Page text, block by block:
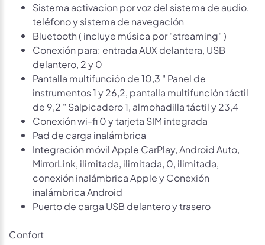
Sistema activacion por voz del sistema de audio,
teléfono y sistema de navegación
Bluetooth ( incluye música por "streaming" )
Conexión para: entrada AUX delantera, USB
delantero, 2 y 0
Pantalla multifunción de 10,3 " Panel de
instrumentos 1 y 26,2, pantalla multifunción táctil
de 9,2 " Salpicadero 1, almohadilla táctil y 23,4
Conexión wi-fi 0 y tarjeta SIM integrada
Pad de carga inalámbrica
Integración móvil Apple CarPlay, Android Auto,
MirrorLink, ilimitada, ilimitada, 0, ilimitada,
conexión inalámbrica Apple y Conexión
inalámbrica Android
Puerto de carga USB delantero y trasero
Confort